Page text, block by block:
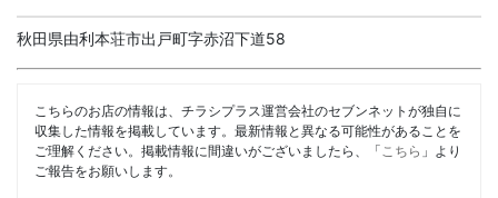
秋田県由利本荘市出戸町字赤沼下道58
こちらのお店の情報は、チラシプラス運営会社のセブンネットが独自に
収集した情報を掲載しています。最新情報と異なる可能性があることを
ご理解ください。掲載情報に間違いがございましたら、「 こちら 」より
ご報告をお願いします。